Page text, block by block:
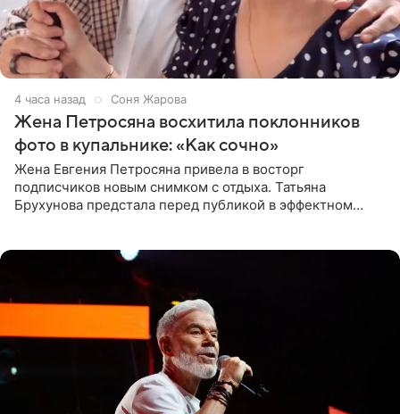
4 часа назад Соня Жарова
Жена Петросяна восхитила поклонников
фото в купальнике: «Как сочно»
Жена Евгения Петросяна привела в восторг
подписчиков новым снимком с отдыха. Татьяна
Брухунова предстала перед публикой в эффектном